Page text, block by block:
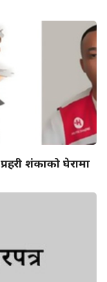
प्रहरी शंकाको घेरामा